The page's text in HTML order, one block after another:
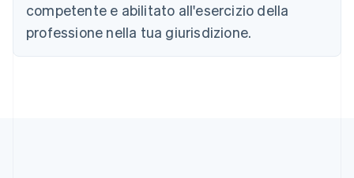
competente e abilitato all'esercizio della
professione nella tua giurisdizione.
Bulgaria
English